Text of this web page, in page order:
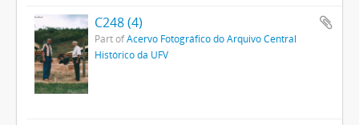
C248 (4)
Part ofAcervo Fotográfico do Arquivo Central
Histórico da UFV